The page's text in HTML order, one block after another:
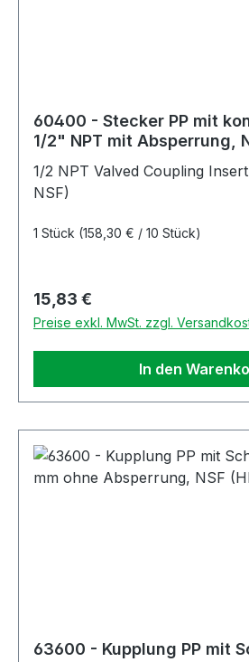
60400 - Stecker PP mit
1/2" NPT mit Absperrung,
1/2 NPT Valved Coupling
NSF)
1 Stück (158,30 € / 10 Stück)
Regulärer Preis:
15,83 €
Preise exkl. MwSt. zzgl.
In den
63600 - Kupplung PP mit